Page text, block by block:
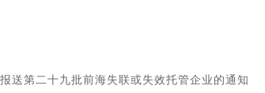
送第二十九批前海失联或失效托管企业的通知